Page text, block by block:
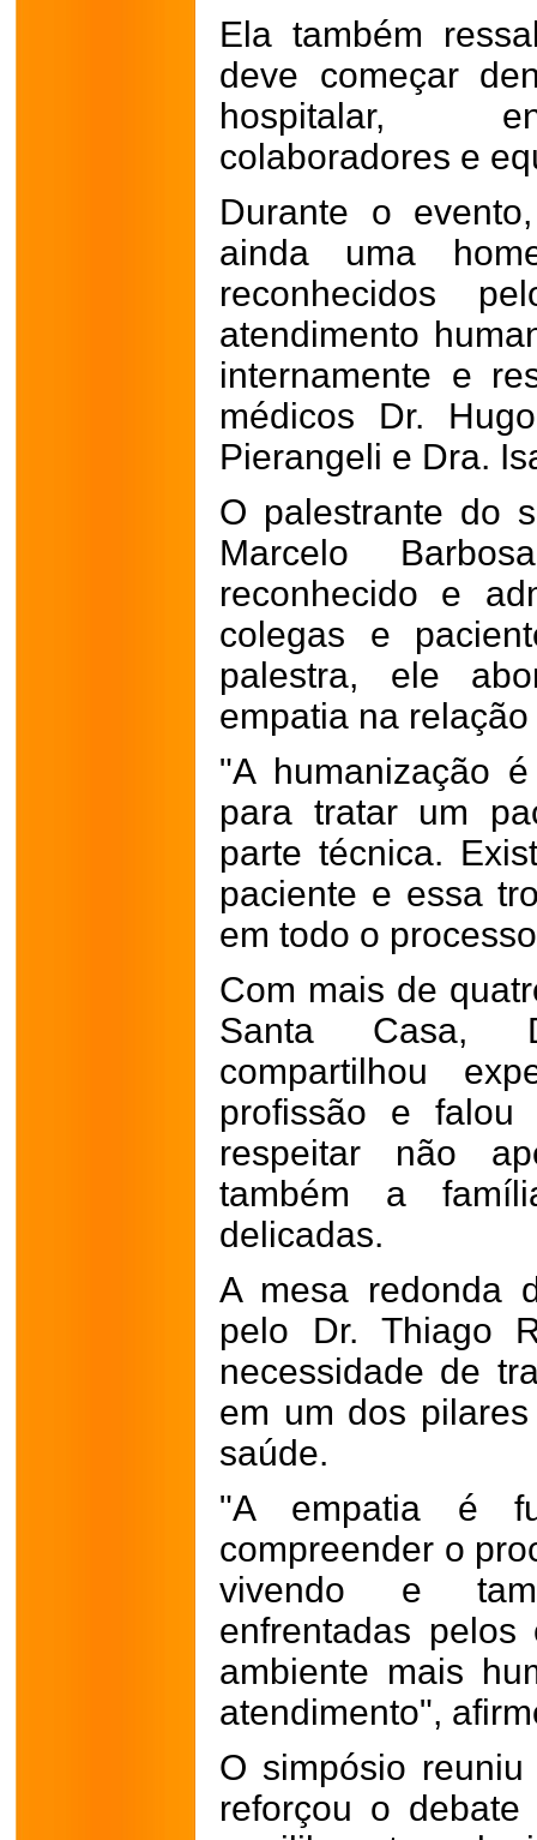
Ela também
deve começar
hospitalar,
colaboradores e
Durante o
ainda uma
reconhecidos
atendimento
internamente e
médicos Dr.
Pierangeli e Dra.
O palestrante do
Marcelo
reconhecido e
colegas e
palestra, ele
empatia na
"A humanização
para tratar um
parte técnica.
paciente e essa
em todo o
Com mais de
Santa Casa,
compartilhou
profissão e falou
respeitar não
também a
delicadas.
A mesa redonda
pelo Dr. Thiago
necessidade de
em um dos
saúde.
"A empatia é
compreender o
vivendo e
enfrentadas
ambiente mais
atendimento",
O simpósio
reforçou o